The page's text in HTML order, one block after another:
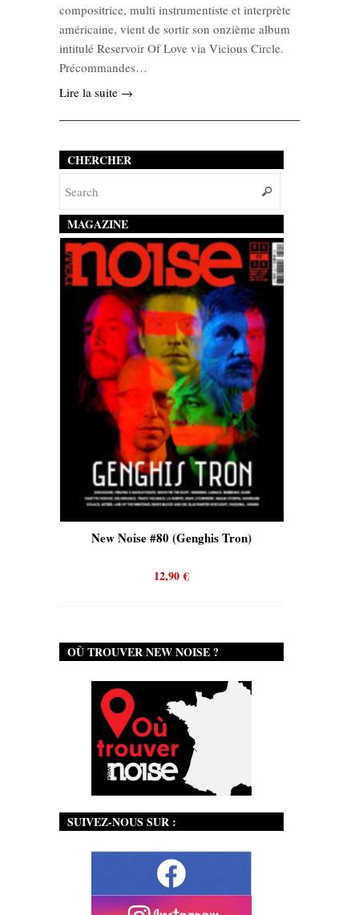
compositrice, multi instrumentiste et interprète
américaine, vient de sortir son onzième album
intitulé Reservoir Of Love via Vicious Circle.
Précommandes…
Lire la suite →
CHERCHER
MAGAZINE
New Noise #80 (Genghis Tron)
12,90€
OÙ TROUVER NEW NOISE ?
SUIVEZ-NOUS SUR :